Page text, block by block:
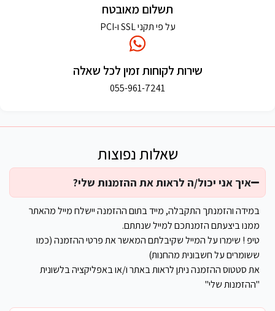
איך אני יכול/ה לראות את ההזמנות שלי?
במידה והזמנתך התקבלה, מייד בתום ההזמנה יישלח מייל מהאתר
ממנו ביצעתם הזמנתכם למייל שנתתם.
טיפ ! שימרו על המייל שקיבלתם המאשר את פרטי ההזמנה (כמו
ששומרים על חשבונית מהחנות)
את סטטוס ההזמנה ניתן לראות באתר ו/או באפליקציה בלשונית
"ההזמנות שלי"
שאלות נפוצות
תשלום מאובטח
על פי תקני SSL ו-PCI
שירות לקוחות זמין לכל שאלה
055-961-7241